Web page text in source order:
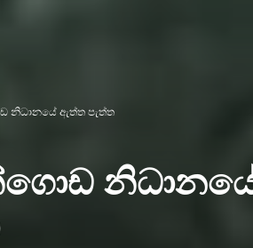
නිධානයේ ඇත්ත පැත්ත